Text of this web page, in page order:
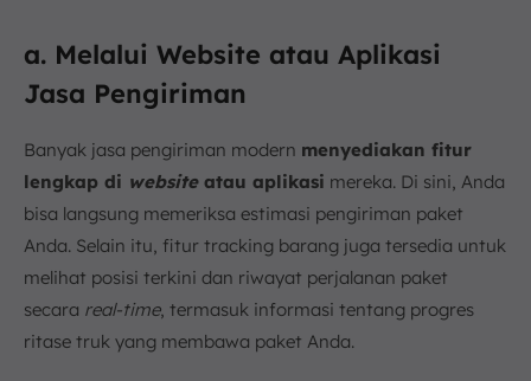
a. Melalui Website atau Aplikasi
Jasa Pengiriman
Banyak jasa pengiriman modern menyediakan fitur
lengkap di websiteatau aplikasi mereka. Di sini, Anda
bisa langsung memeriksa estimasi pengiriman paket
Anda. Selain itu, fitur tracking barang juga tersedia untuk
melihat posisi terkini dan riwayat perjalanan paket
secara real-time, termasuk informasi tentang progres
ritase truk yang membawa paket Anda.